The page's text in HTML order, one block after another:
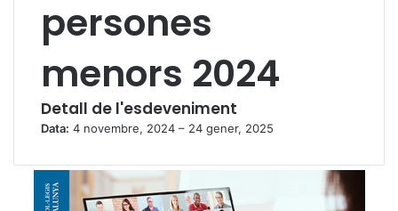
persones
menors 2024
Detall de l'esdeveniment
Data: 4 novembre, 2024 – 24 gener, 2025